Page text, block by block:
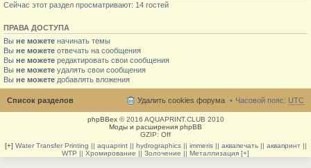
Сейчас этот раздел просматривают: 14 гостей
ПРАВА ДОСТУПА
Вы не можете начинать темы
Вы не можете отвечать на сообщения
Вы не можете редактировать свои сообщения
Вы не можете удалять свои сообщения
Вы не можете добавлять вложения
Список разделов Часовой пояс: UTC
Удалить cookies форума
phpBBex© 2016 AQUAPRINT.CLUB 2010
Моды и расширения phpBB
GZIP: Off
[+] Water Transfer Printing || aquaprint || hydrographics || immeris || аквапечать || аквапринт ||
WTP || Хромирование || Золочение || Металлизация [+]